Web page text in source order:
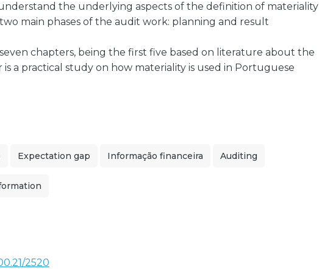
the underlying aspects of the definition of materiality
main phases of the audit work: planning and result
chapters, being the first five based on literature about the
a practical study on how materiality is used in Portuguese
Expectation gap Informação financeira Auditing
2520